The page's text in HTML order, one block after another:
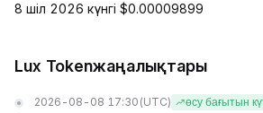
8 шіл 2026 күнгі $0.00009899
Lux Tokenжаңалықтары
2026-08-08 17:30 (UTC) өсу бағытын